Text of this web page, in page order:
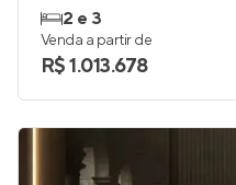
2 e 3
Venda a partir de
R$ 1.013.678